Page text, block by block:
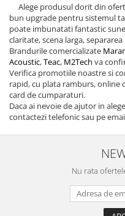
Alege produsul dorit din
bun upgrade pentru sistemul
poate imbunatati fantastic
claritate, scena larga,
Brandurile comercializate
Acoustic,Teac, M2Tech va
Verifica promotiile noastre si
rapid, cu plata ramburs, online
card de cumparaturi.
Daca ai nevoie de ajutor in
contactezi telefonic sau pe
Nu rata